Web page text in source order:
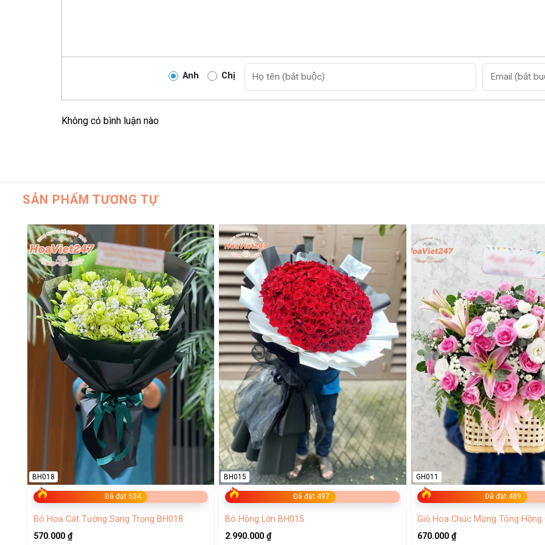
Anh Chị
Không có bình luận nào
SẢN PHẨM TƯƠNG TỰ
Đã đặt 534
BH018
Bó Hoa Cát Tường Sang Trọng BH018
570.000 ₫
Đã đặt 497
BH015
Bó Hồng Lớn BH015
2.990.000₫
Đã đặt 489
GH011
Giỏ Hoa Chúc Mừng Tông Hồng
670.000 ₫